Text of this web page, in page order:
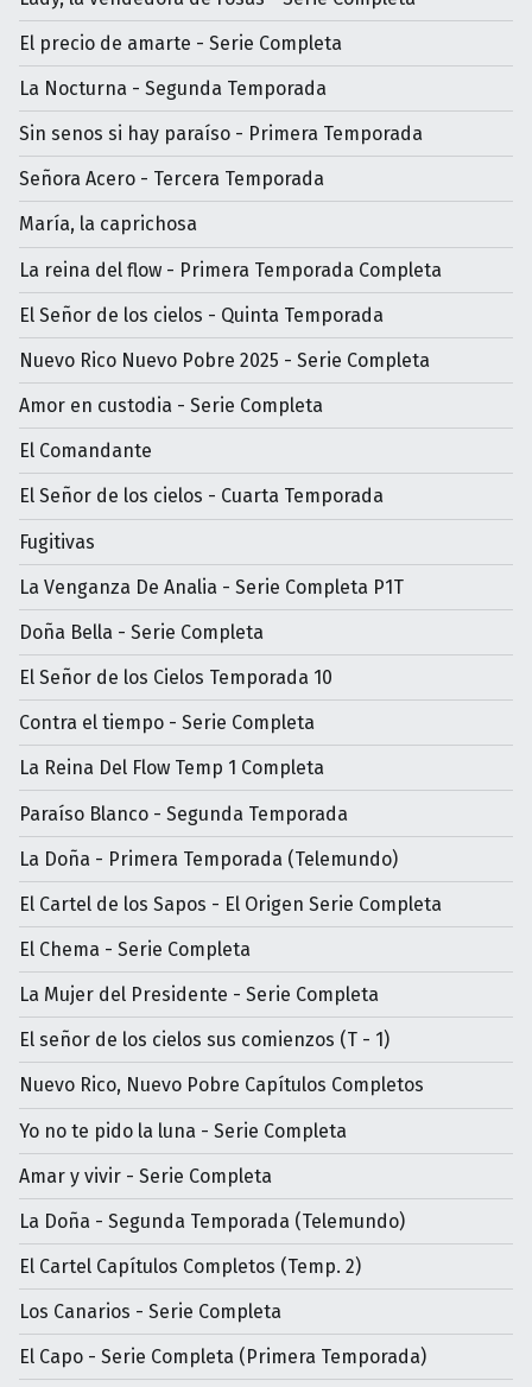
El precio de amarte - Serie Completa
La Nocturna - Segunda Temporada
Sin senos si hay paraíso - Primera Temporada
Señora Acero - Tercera Temporada
María, la caprichosa
La reina del flow - Primera Temporada Completa
El Señor de los cielos - Quinta Temporada
Nuevo Rico Nuevo Pobre 2025 - Serie Completa
Amor en custodia - Serie Completa
El Comandante
El Señor de los cielos - Cuarta Temporada
Fugitivas
La Venganza De Analia - Serie Completa P1T
Doña Bella - Serie Completa
El Señor de los Cielos Temporada 10
Contra el tiempo - Serie Completa
La Reina Del Flow Temp 1 Completa
Paraíso Blanco - Segunda Temporada
La Doña - Primera Temporada (Telemundo)
El Cartel de los Sapos - El Origen Serie Completa
El Chema - Serie Completa
La Mujer del Presidente - Serie Completa
El señor de los cielos sus comienzos (T - 1)
Nuevo Rico, Nuevo Pobre Capítulos Completos
Yo no te pido la luna - Serie Completa
Amar y vivir - Serie Completa
La Doña - Segunda Temporada (Telemundo)
El Cartel Capítulos Completos (Temp. 2)
Los Canarios - Serie Completa
El Capo - Serie Completa (Primera Temporada)